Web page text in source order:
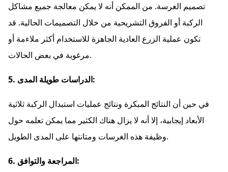
تصميم الغرسة. من الممكن أنه لا يمكن معالجة جميع مشاكل
الركبة أو الفروق التشريحية من خلال التصميمات الحالية. قد
تكون عملية الزرع العادية الجاهزة للاستخدام أكثر ملاءمة أو
مرغوبة في بعض الحالات.
5. الدراسات طويلة المدى:
في حين أن النتائج المبكرة ونتائج عمليات استبدال الركبة ثلاثية
الأبعاد إيجابية، إلا أنه لا يزال هناك الكثير مما يمكن تعلمه حول
وظيفة هذه الغرسات ومتانتها على المدى الطويل.
6. المراجعة والتوافق: